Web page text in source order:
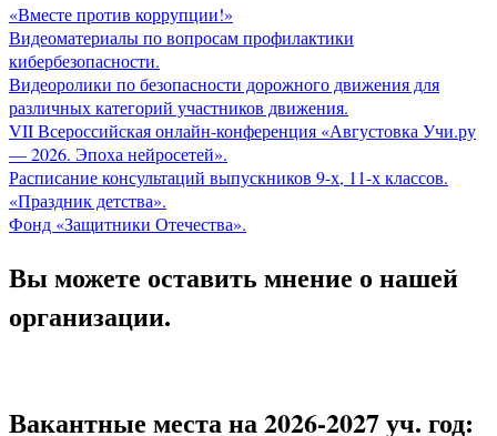
«Вместе против коррупции!»
Видеоматериалы по вопросам профилактики
кибербезопасности.
Видеоролики по безопасности дорожного движения для
различных категорий участников движения.
VII Всероссийская онлайн-конференция «Августовка Учи.ру
— 2026. Эпоха нейросетей».
Расписание консультаций выпускников 9-х, 11-х классов.
«Праздник детства».
Фонд «Защитники Отечества».
Вы можете оставить мнение о нашей
организации.
Вакантные места на 2026-2027 уч. год: